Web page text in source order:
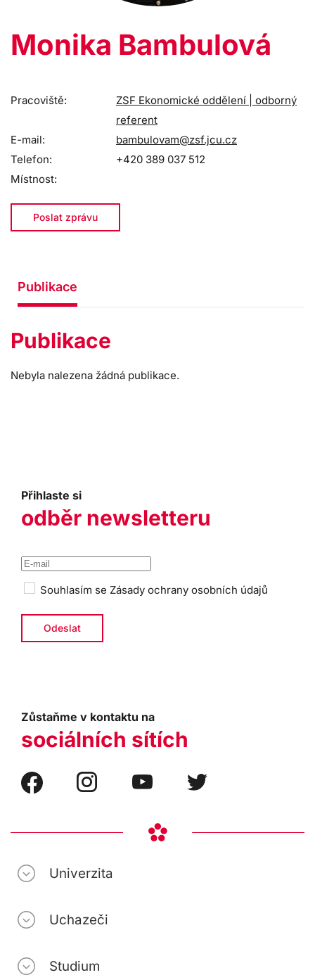
Monika Bambulová
Pracoviště:
ZSF Ekonomické oddělení | odborný
referent
E-mail:
bambulovam@zsf.jcu.cz
Telefon:
+420 389 037 512
Místnost:
Poslat zprávu
Publikace
Publikace
Nebyla nalezena žádná publikace.
Přihlaste si
odběr newsletteru
Souhlasím se Zásady ochrany osobních údajů
Zůstaňme v kontaktu na
sociálních sítích
Univerzita
Uchazeči
Studium